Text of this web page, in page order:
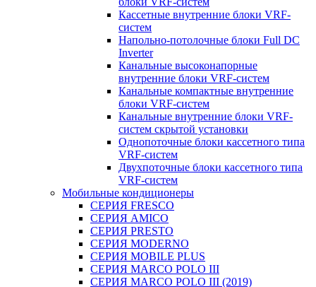
Кассетные внутренние блоки VRF-
систем
Напольно-потолочные блоки Full DC
Inverter
Канальные высоконапорные
внутренние блоки VRF-систем
Канальные компактные внутренние
блоки VRF-систем
Канальные внутренние блоки VRF-
систем скрытой установки
Однопоточные блоки кассетного типа
VRF-систем
Двухпоточные блоки кассетного типа
VRF-систем
Мобильные кондиционеры
СЕРИЯ FRESCO
СЕРИЯ AMICO
СЕРИЯ PRESTO
СЕРИЯ MODERNO
СЕРИЯ MOBILE PLUS
СЕРИЯ MARCO POLO III
СЕРИЯ MARCO POLO III (2019)